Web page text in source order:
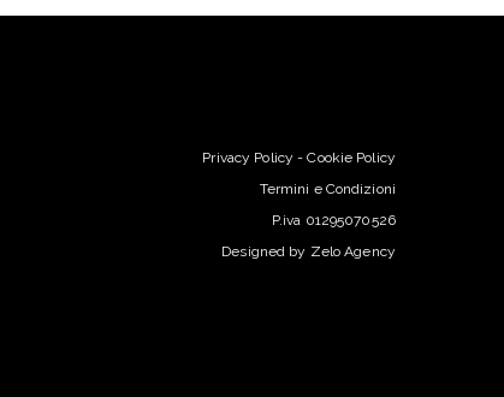
Privacy Policy -Cookie Policy
Termini e Condizioni
P.iva 01295070526
Designed by Zelo Agency